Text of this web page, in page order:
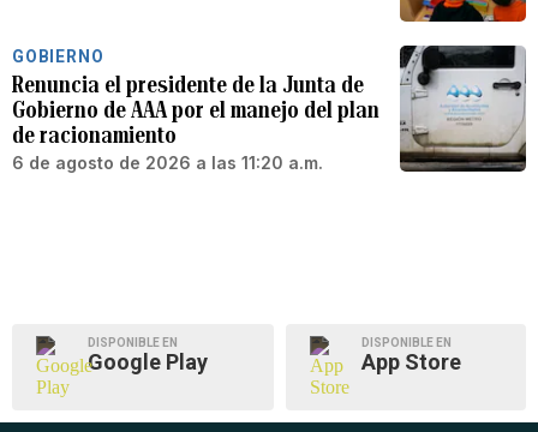
GOBIERNO
Renuncia el presidente de la Junta de
Gobierno de AAA por el manejo del plan
de racionamiento
6 de agosto de 2026 a las 11:20 a.m.
DISPONIBLE EN
Google Play
DISPONIBLE EN
App Store